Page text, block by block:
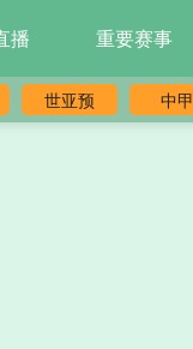
播 重要赛事
世亚预 中甲